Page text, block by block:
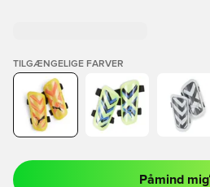
TILGÆNGELIGE FARVER
Påmind mig